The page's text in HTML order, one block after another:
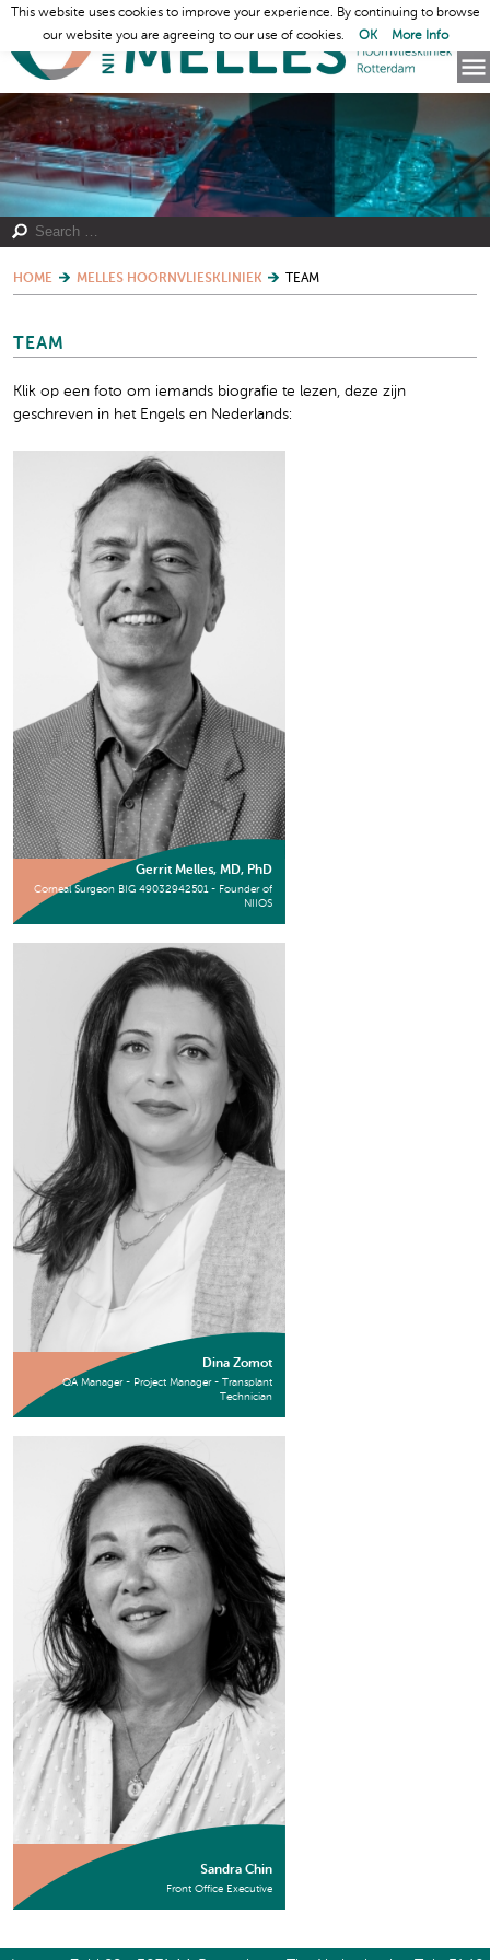
HOME MELLES HOORNVLIESKLINIEK TEAM
TEAM
Klik op een foto om iemands biografie te lezen, deze zijn
geschreven in het Engels en Nederlands:
Gerrit Melles, MD, PhD
Corneal Surgeon BIG 49032942501 - Founder of
NIIOS
Dina Zomot
QA Manager - Project Manager - Transplant
Technician
Sandra Chin
Front Office Executive
This website uses cookies to improve your experience. By continuing to browse
our website you are agreeing to our use of cookies.
OK More Info